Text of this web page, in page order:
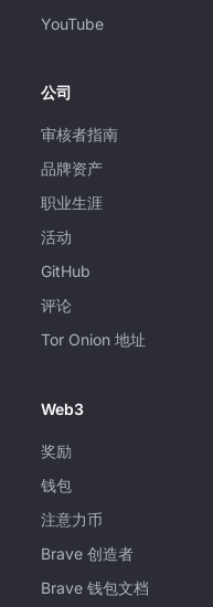
YouTube
公司
审核者指南
品牌资产
职业生涯
活动
GitHub
评论
Tor Onion 地址
Web3
奖励
钱包
注意力币
Brave 创造者
Brave 钱包文档